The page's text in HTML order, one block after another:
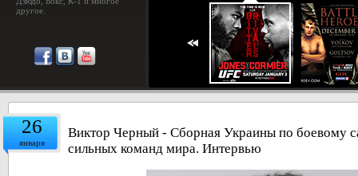
другое.
26
января
Виктор Черный - Сборная Украины по боевому
сильных команд мира. Интервью